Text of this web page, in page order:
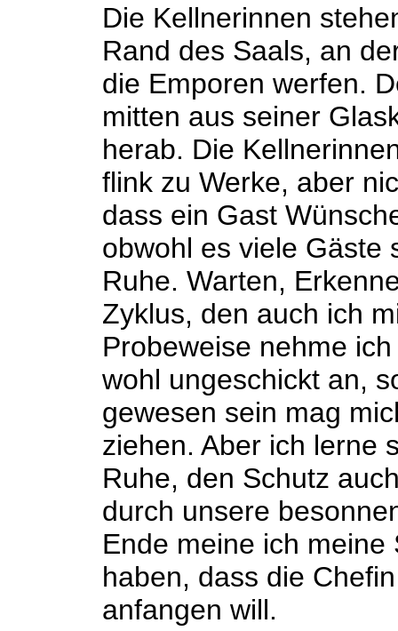
Die Kellnerinnen
Rand des Saals, an
die Emporen werfen.
mitten aus seiner
herab. Die
flink zu Werke, aber
dass ein Gast
obwohl es viele Gäste
Ruhe. Warten,
Zyklus, den auch ich
Probeweise nehme
wohl ungeschickt an,
gewesen sein mag
ziehen. Aber ich lerne
Ruhe, den Schutz
durch unsere
Ende meine ich
haben, dass die
anfangen will.